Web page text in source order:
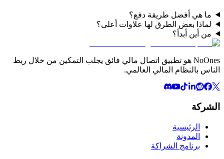
ما هي أفضل طريقة دفع؟
لماذا بعض الطرق لها علاوات أعلى؟
من أين أبدأ؟
NoOnes هو تطبيق اتصال مالي فائق يجلب التمكين من خلال ربط
الناس بالنظام المالي العالمي.
الشركة
الرئيسية
المدونة
برنامج الشراكة